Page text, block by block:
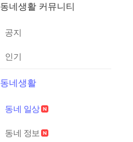
동네생활 커뮤니티
공지
인기
동네생활
동네 일상
동네 정보